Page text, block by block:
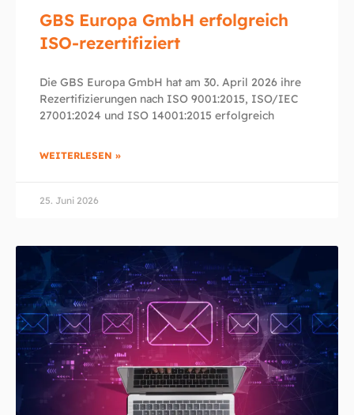
GBS Europa GmbH erfolgreich
ISO-rezertifiziert
Die GBS Europa GmbH hat am 30. April 2026 ihre
Rezertifizierungen nach ISO 9001:2015, ISO/IEC
27001:2024 und ISO 14001:2015 erfolgreich
WEITERLESEN »
25. Juni 2026